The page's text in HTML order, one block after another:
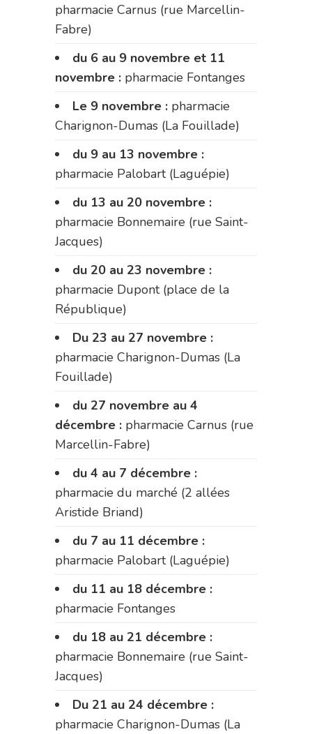
pharmacie Carnus (rue Marcellin-
Fabre)
du 6 au 9 novembre et 11
novembre : pharmacie Fontanges
Le 9 novembre : pharmacie
Charignon-Dumas (La Fouillade)
du 9 au 13 novembre :
pharmacie Palobart (Laguépie)
du 13 au 20 novembre :
pharmacie Bonnemaire (rue Saint-
Jacques)
du 20 au 23 novembre :
pharmacie Dupont (place de la
République)
Du 23 au 27 novembre :
pharmacie Charignon-Dumas (La
Fouillade)
du 27 novembre au 4
décembre : pharmacie Carnus (rue
Marcellin-Fabre)
du 4 au 7 décembre :
pharmacie du marché (2 allées
Aristide Briand)
du 7 au 11 décembre :
pharmacie Palobart (Laguépie)
du 11 au 18 décembre :
pharmacie Fontanges
du 18 au 21 décembre :
pharmacie Bonnemaire (rue Saint-
Jacques)
Du 21 au 24 décembre :
pharmacie Charignon-Dumas (La